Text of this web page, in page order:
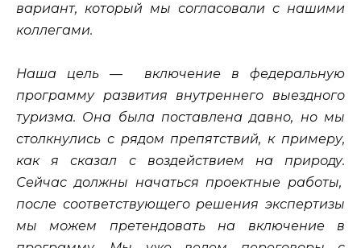
вариант, который мы согласовали с нашими
коллегами.
Наша цель — включение в федеральную
программу развития внутреннего выездного
туризма. Она была поставлена давно, но мы
столкнулись с рядом препятствий, к примеру,
как я сказал с воздействием на природу.
Сейчас должны начаться проектные работы,
после соответствующего решения экспертизы
мы можем претендовать на включение в